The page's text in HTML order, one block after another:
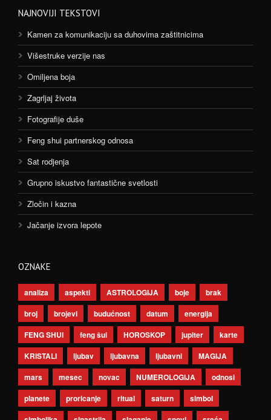
NAJNOVIJI TEKSTOVI
Kamen za komunikaciju sa duhovima zaštitnicima
Višestruke verzije nas
Omiljena boja
Zagrljaj života
Fotografije duše
Feng shui partnerskog odnosa
Sat rodjenja
Grupno iskustvo fantastične svetlosti
Zločin i kazna
Jačanje izvora lepote
OZNAKE
analiza aspekti ASTROLOGIJA boje
brak
broj
brojevi budućnost datum
energija
FENG SHUI
feng šui HOROSKOP jupiter
karte
KRISTALI
ljubav ljubavna ljubavni
MAGIJA
mars
mesec novac NUMEROLOGIJA
odnosi
planete
proricanje ritual saturn
simbol